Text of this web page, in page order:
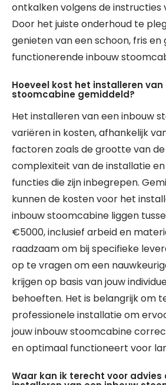
ontkalken volgens de instructies
Door het juiste onderhoud te
genieten van een schoon, fris en
functionerende inbouw
Hoeveel kost het installeren van
stoomcabine gemiddeld?
Het installeren van een inbouw
variëren in kosten, afhankelijk
factoren zoals de grootte van
complexiteit van de installatie
functies die zijn inbegrepen.
kunnen de kosten voor het
inbouw stoomcabine liggen
€5000, inclusief arbeid en
raadzaam om bij specifieke
op te vragen om een
krijgen op basis van jouw
behoeften. Het is belangrijk om
professionele installatie om
jouw inbouw stoomcabine
en optimaal functioneert voor
Waar kan ik terecht voor advies